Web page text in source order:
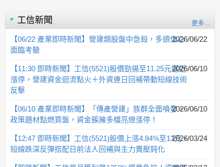
工信新聞 更多...
【06/22 產業即時新聞】營建類股盤中急殺，多頭信心
面臨考驗
2026/06/22
【11:30 即時新聞】工信(5521)股價勁揚至11.25元逼近
漲停，營建資金迴流點火＋外資連日回補帶動短線技術
反擊
2026/06/10
【06/10 產業即時新聞】「傳產營建」族群全面噴發，
政策題材點燃買盤，資金簇擁多檔亮燈漲停！
2026/06/10
【12:47 即時新聞】工信(5521)股價上漲4.84%至13元，
短線跌深反彈搭配日前法人回補與主力賣壓鈍化
2026/03/24